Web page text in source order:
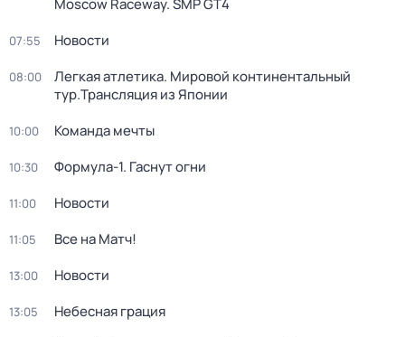
Moscow Raceway. SMP GT4
07:55 Новости
08:00
Легкая атлетика. Мировой континентальный
тур.Трансляция из Японии
10:00 Команда мечты
10:30 Формула-1. Гаснут огни
11:00 Новости
11:05 Все на Матч!
13:00 Новости
13:05 Небесная грация